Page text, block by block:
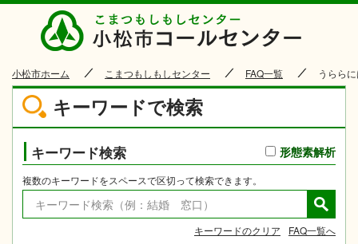
小松市ホーム こまつもしもしセンター FAQ一覧 うらら
キーワードで検索
キーワード検索 形態素解析
複数のキーワードをスペースで区切って検索できます。
キーワードのクリア FAQ一覧へ